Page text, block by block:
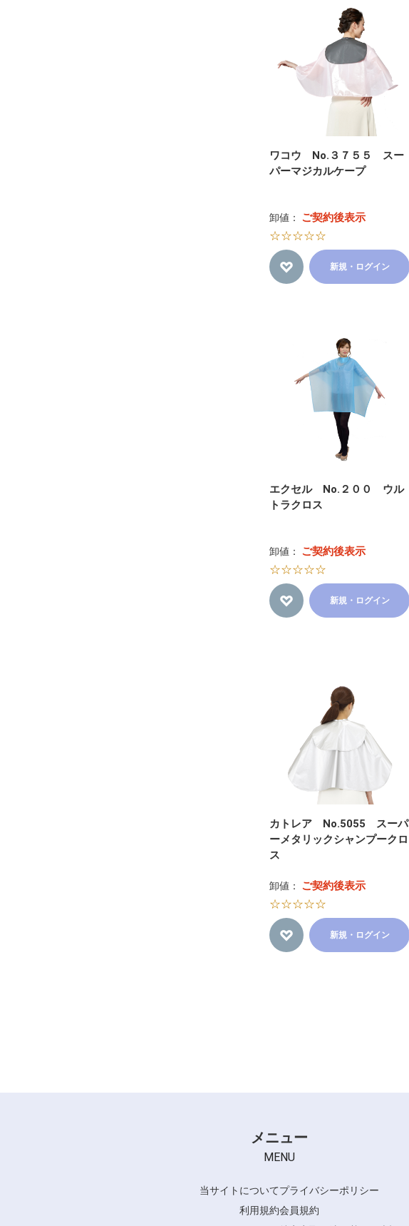
ワコウ No.３７５５ スー
パーマジカルケープ
卸値： ご契約後表示
☆☆☆☆☆
新規・ログイン
エクセル No.２００ ウル
トラクロス
卸値： ご契約後表示
☆☆☆☆☆
新規・ログイン
カトレア No.5055 スーパ
ーメタリックシャンプークロ
ス
卸値： ご契約後表示
☆☆☆☆☆
新規・ログイン
メニュー
MENU
当サイトについてプライバシーポリシー
利用規約会員規約